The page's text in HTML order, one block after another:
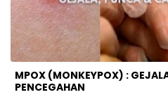
MPOX (MONKEYPOX) :
PENCEGAHAN